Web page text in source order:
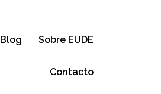
Blog Sobre EUDE
Contacto